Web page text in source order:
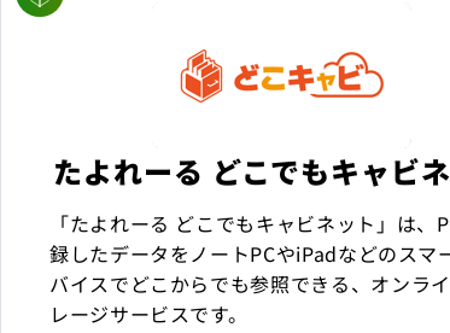
たよれーる どこでもキャビ
「たよれーる どこでもキャビネット」は、
録したデータをノートPCやiPadなどのスマ
バイスでどこからでも参照できる、オンラ
レージサービスです。